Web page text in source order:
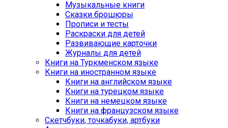
Музыкальные книги
Сказки брошюры
Прописи и тесты
Раскраски для детей
Развивающие карточки
Журналы для детей
Книги на Туркменском языке
Книги на иностранном языке
Книги на английском языке
Книги на турецком языке
Книги на немецком языке
Книги на французском языке
Cкетчбуки, точкабуки, артбуки